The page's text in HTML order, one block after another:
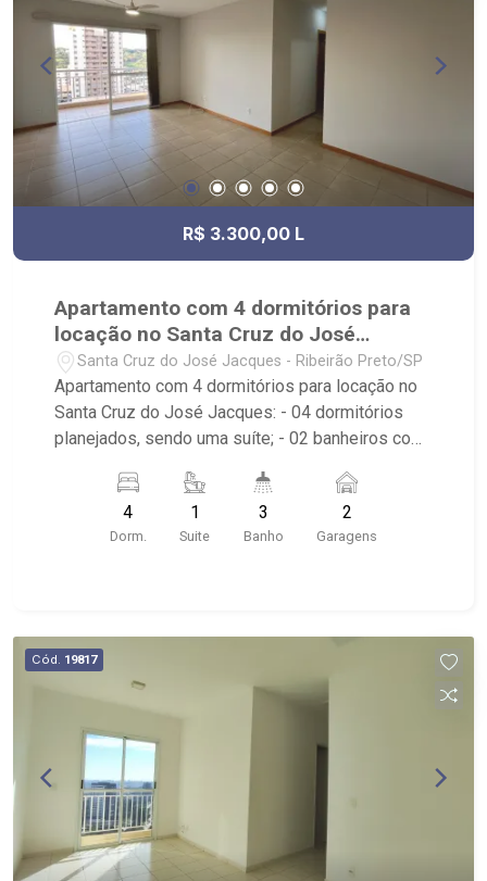
R$ 3.300,00 L
Apartamento com 4 dormitórios para
locação no Santa Cruz do José
Jacques
Santa Cruz do José Jacques - Ribeirão Preto/SP
Apartamento com 4 dormitórios para locação no
Santa Cruz do José Jacques: - 04 dormitórios
planejados, sendo uma suíte; - 02 banheiros com
de garagem paralelas; - Sala dois ambientes; -
Ventilador de teto no imóvel; - Cozinha planejada;
- Varanda; - Área de Serviço planejada; -
César Vergueiro e Av. Portugal.
4
Dorm.
1
Suite
3
Banho
2
Garagens
Cód. 19817